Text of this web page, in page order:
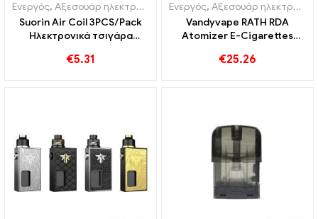
Ενεργός, Αξεσουάρ ηλεκτρονικού τσιγάρου ,Αποστακτήρας
Suorin Air Coil 3PCS/Pack
Ηλεκτρονικά τσιγάρα
€5.31
Ενεργός, Αξεσουάρ ηλεκτρονικού τσιγάρου
Vandyvape RATH RDA
Atomizer E-Cigarettes
€25.26